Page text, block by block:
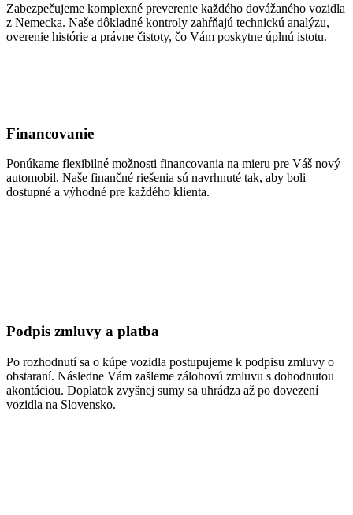
Zabezpečujeme komplexné preverenie každého dovážaného vozidla
z Nemecka. Naše dôkladné kontroly zahŕňajú technickú analýzu,
overenie histórie a právne čistoty, čo Vám poskytne úplnú istotu.
Financovanie
Ponúkame flexibilné možnosti financovania na mieru pre Váš nový
automobil. Naše finančné riešenia sú navrhnuté tak, aby boli
dostupné a výhodné pre každého klienta.
Podpis zmluvy a platba
Po rozhodnutí sa o kúpe vozidla postupujeme k podpisu zmluvy o
obstaraní. Následne Vám zašleme zálohovú zmluvu s dohodnutou
akontáciou. Doplatok zvyšnej sumy sa uhrádza až po dovezení
vozidla na Slovensko.